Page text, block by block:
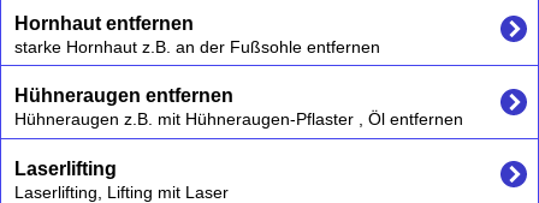
Hornhaut entfernen
starke Hornhaut z.B. an der Fußsohle entfernen
Hühneraugen entfernen
Hühneraugen z.B. mit Hühneraugen-Pflaster , Öl entfernen
Laserlifting
Laserlifting, Lifting mit Laser